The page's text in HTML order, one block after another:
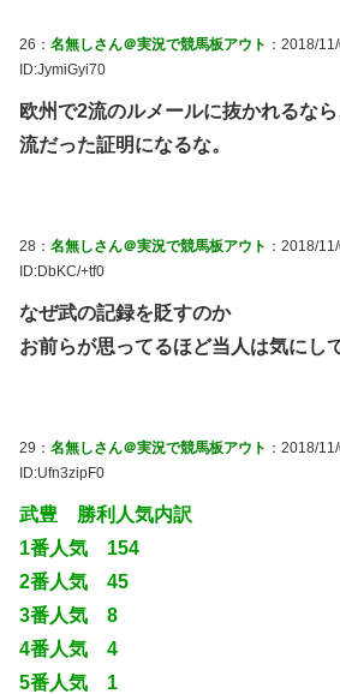
26： 名無しさん＠実況で競馬板アウト ：2018/
ID:JymiGyi70
欧州で2流のルメールに抜かれるな
流だった証明になるな。
28： 名無しさん＠実況で競馬板アウト ：2018/
ID:DbKC/+tf0
なぜ武の記録を貶すのか
お前らが思ってるほど当人は気にし
29： 名無しさん＠実況で競馬板アウト ：2018/
ID:Ufn3zipF0
武豊 勝利人気内訳
1番人気 154
2番人気 45
3番人気 8
4番人気 4
5番人気 1